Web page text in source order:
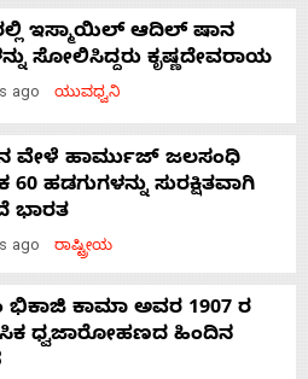
ಇಸ್ಮಾಯಿಲ್ ಆದಿಲ್ ಷಾನ
ಸೋಲಿಸಿದ್ದರು ಕೃಷ್ಣದೇವರಾಯ
ago ಯುವಧ್ವನಿ
ವೇಳೆ ಹಾರ್ಮುಜ್ ಜಲಸಂಧಿ
ಹಡಗುಗಳನ್ನು ಸುರಕ್ಷಿತವಾಗಿ
ಭಾರತ
ago ರಾಷ್ಟ್ರೀಯ
ಕಾಮಾ ಅವರ 1907 ರ
ಧ್ವಜಾರೋಹಣದ ಹಿಂದಿನ